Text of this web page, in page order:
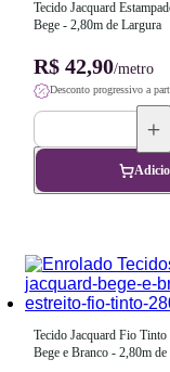
Tecido Jacquard
Bege - 2,80m de Largura
R$ 42,90/metro
Desconto progressivo a
Tecido Jacquard Fio
Bege e Branco - 2,80m